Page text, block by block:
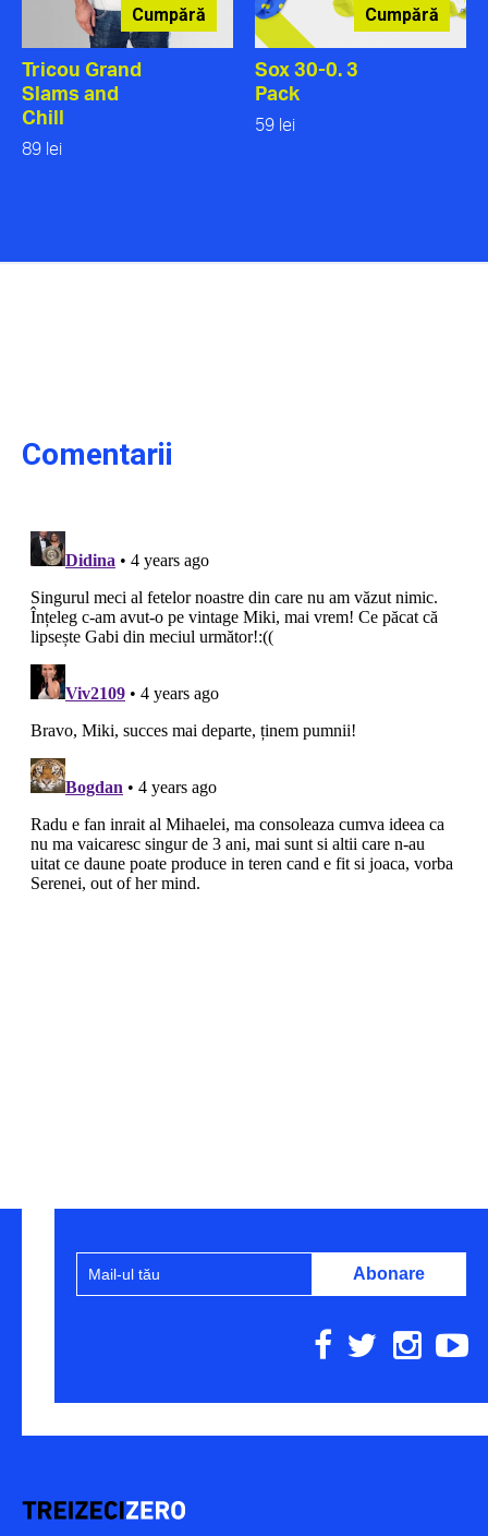
Cumpără
Tricou Grand
Slams and
Chill
89 lei
Cumpără
Sox 30-0. 3
Pack
59 lei
Comentarii